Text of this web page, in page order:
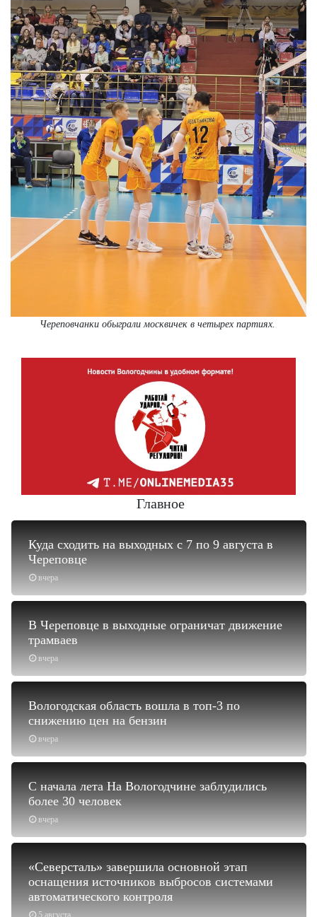
Череповчанки обыграли москвичек в четырех партиях.
Главное
вчера
Куда сходить на выходных с 7 по 9 августа в
Череповце
вчера
В Череповце в выходные ограничат движение
трамваев
вчера
Вологодская область вошла в топ-3 по
снижению цен на бензин
вчера
С начала лета На Вологодчине заблудились
более 30 человек
«Северсталь» завершила основной этап
оснащения источников выбросов системами
автоматического контроля